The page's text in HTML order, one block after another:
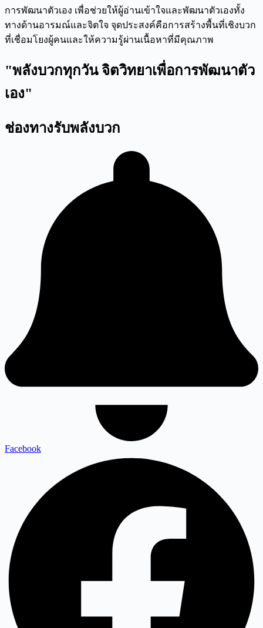
การพัฒนาตัวเอง เพื่อช่วยให้ผู้อ่านเข้าใจและพัฒนาตัวเองทั้ง
ทางด้านอารมณ์และจิตใจ จุดประสงค์คือการสร้างพื้นที่เชิงบวก
ที่เชื่อมโยงผู้คนและให้ความรู้ผ่านเนื้อหาที่มีคุณภาพ
"พลังบวกทุกวัน จิตวิทยาเพื่อการพัฒนาตัว
เอง"
ช่องทางรับพลังบวก
Facebook